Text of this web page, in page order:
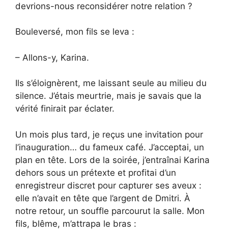
devrions-nous reconsidérer notre relation ?
Bouleversé, mon fils se leva :
– Allons-y, Karina.
Ils s’éloignèrent, me laissant seule au milieu du
silence. J’étais meurtrie, mais je savais que la
vérité finirait par éclater.
Un mois plus tard, je reçus une invitation pour
l’inauguration… du fameux café. J’acceptai, un
plan en tête. Lors de la soirée, j’entraînai Karina
dehors sous un prétexte et profitai d’un
enregistreur discret pour capturer ses aveux :
elle n’avait en tête que l’argent de Dmitri. À
notre retour, un souffle parcourut la salle. Mon
fils, blême, m’attrapa le bras :